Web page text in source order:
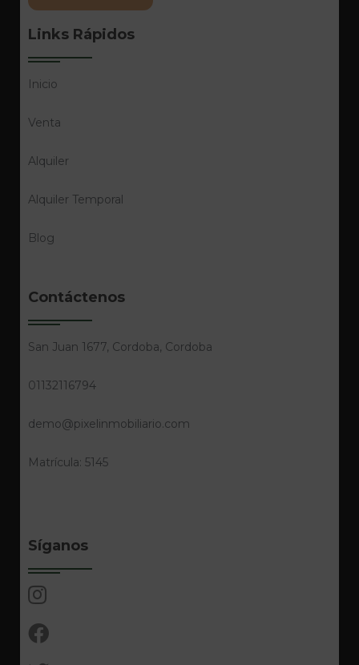
Links Rápidos
Inicio
Venta
Alquiler
Alquiler Temporal
Blog
Contáctenos
San Juan 1677, Cordoba, Cordoba
01132116794
demo@pixelinmobiliario.com
Matrícula: 5145
Síganos